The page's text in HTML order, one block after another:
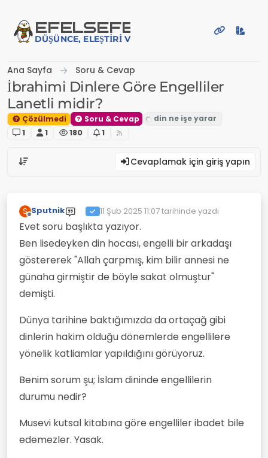
EFELSEFE
DÜŞÜNCE, ELEŞTIRI VE PAYLAŞIM PLATFORMU
Ana Sayfa Soru & Cevap
İbrahimi Dinlere Göre Engelliler
Lanetli midir?
Çözülmedi
Soru & Cevap
1
1 180 1
Cevaplamak için giriş yapın
S
Çevrimdışı
Sputnik 11 Şub 2025 11:07tarihinde yazdı
Son düzenleyen:
Evet soru başlıkta yazıyor.
Ben lisedeyken din hocası, engelli bir arkadaşı
göstererek "Allah çarpmış, kim bilir annesi ne
günaha girmiştir de böyle sakat olmuştur"
demişti.
Dünya tarihine baktığımızda da ortaçağ gibi
dinlerin hakim olduğu dönemlerde engellilere
yönelik katliamlar yapıldığını görüyoruz.
Benim sorum şu; İslam dininde engellilerin
durumu nedir?
Musevi kutsal kitabına göre engelliler ibadet bile
edemezler. Yasak.